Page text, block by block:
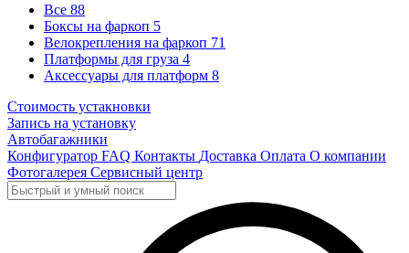
Все 88
Боксы на фаркоп 5
Велокрепления на фаркоп 71
Платформы для груза 4
Аксессуары для платформ 8
Стоимость устакновки
Запись на установку
Автобагажники
Конфигуратор FAQ Контакты Доставка Оплата О компании
Фотогалерея Сервисный центр